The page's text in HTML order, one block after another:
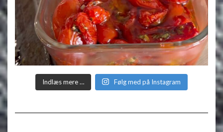
Indlæs mere … Følg med på Instagram